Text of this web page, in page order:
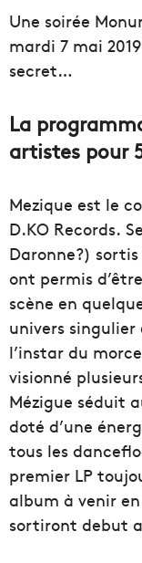
Une soirée
mardi 7 mai
secret…
La
artistes pour
Mezique est le
D.KO Records.
Daronne?) sortis
ont permis
scène en
univers
l’instar du
visionné
Mézigue séduit
doté d’une
tous les
premier LP
album à venir
sortiront debut